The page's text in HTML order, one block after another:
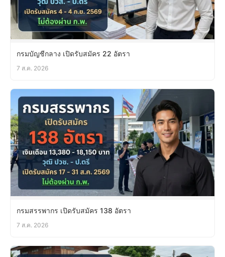
กรมบัญชีกลาง เปิดรับสมัคร 22 อัตรา
7 ส.ค. 2026
กรมสรรพากร เปิดรับสมัคร 138 อัตรา
7 ส.ค. 2026